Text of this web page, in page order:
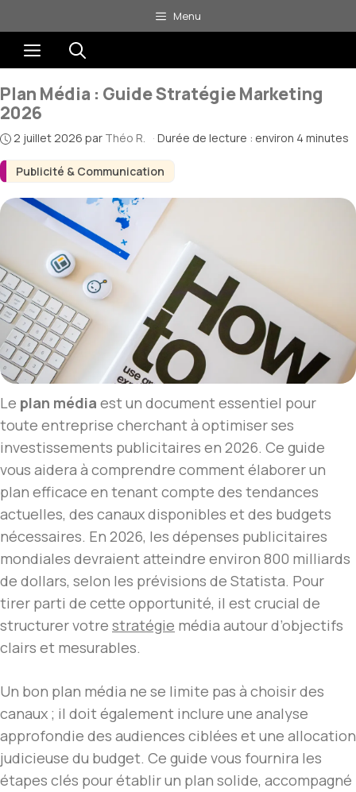
au
contenu
Menu
Menu
Publicité & Communication
Plan Média : Guide Stratégie Marketing
2026
2 juillet 2026 par Théo R. · Durée de lecture : environ 4 minutes
Le plan média est un document essentiel pour
toute entreprise cherchant à optimiser ses
investissements publicitaires en 2026. Ce guide
vous aidera à comprendre comment élaborer un
plan efficace en tenant compte des tendances
actuelles, des canaux disponibles et des budgets
nécessaires. En 2026, les dépenses publicitaires
mondiales devraient atteindre environ 800 milliards
de dollars, selon les prévisions de Statista. Pour
tirer parti de cette opportunité, il est crucial de
structurer votre stratégie média autour d’objectifs
clairs et mesurables.
Un bon plan média ne se limite pas à choisir des
canaux ; il doit également inclure une analyse
approfondie des audiences ciblées et une allocation
judicieuse du budget. Ce guide vous fournira les
étapes clés pour établir un plan solide, accompagné